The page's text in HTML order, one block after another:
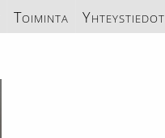
Toiminta Yhteystiedot